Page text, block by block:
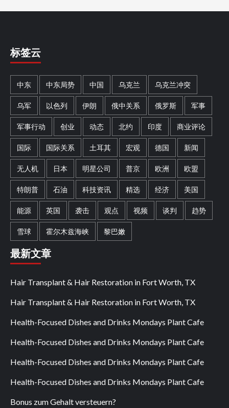
标签云
中东 中东局势 中国 乌克兰 乌克兰冲突
乌军 以色列 伊朗 俄中关系 俄罗斯 军事
军事行动 创业 动态 北约 印度 商业评论
国际 国际关系 土耳其 宏观 德国 新闻
无人机 日本 明星公司 普京 欧洲 欧盟
特朗普 石油 科技资讯 精选 经济 美国
能源 英国 袭击 观点 视频 谈判 趋势
雪球 霍尔木兹海峡 黎巴嫩
最新文章
Hair Transplant & Hair Restoration in Fort Worth, TX
Hair Transplant & Hair Restoration in Fort Worth, TX
Health-Focused Dishes and Drinks Mondays Plant Cafe
Health-Focused Dishes and Drinks Mondays Plant Cafe
Health-Focused Dishes and Drinks Mondays Plant Cafe
Health-Focused Dishes and Drinks Mondays Plant Cafe
Bonus zum Gehalt versteuern?